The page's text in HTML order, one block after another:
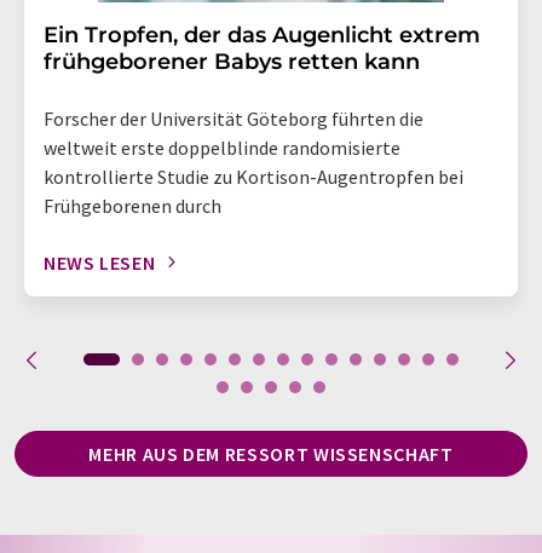
Ein Tropfen, der das Augenlicht extrem
frühgeborener Babys retten kann
Forscher der Universität Göteborg führten die
weltweit erste doppelblinde randomisierte
kontrollierte Studie zu Kortison-Augentropfen bei
Frühgeborenen durch
NEWS LESEN
MEHR AUS DEM RESSORT WISSENSCHAFT